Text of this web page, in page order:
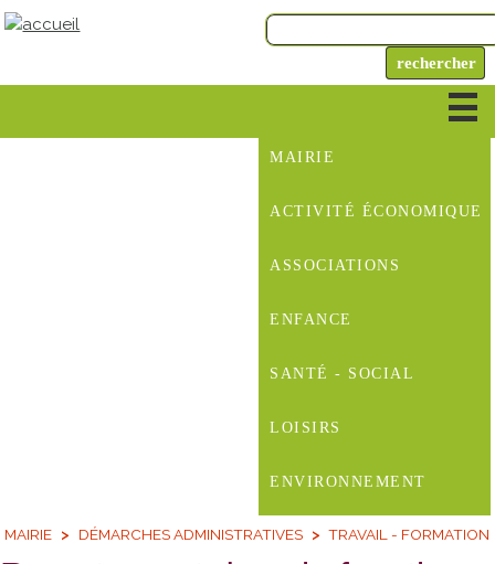
MAIRIE
ACTIVITÉ ÉCONOMIQUE
ASSOCIATIONS
ENFANCE
SANTÉ - SOCIAL
LOISIRS
ENVIRONNEMENT
MAIRIE DÉMARCHES ADMINISTRATIVES TRAVAIL - FORMATION